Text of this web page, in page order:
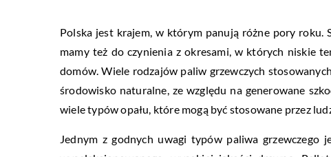
Polska jest krajem, w którym panują różne pory roku.
mamy też do czynienia z okresami, w których niskie
domów. Wiele rodzajów paliw grzewczych
środowisko naturalne, ze względu na generowane
wiele typów opału, które mogą być stosowane przez
Jednym z godnych uwagi typów paliwa grzewczego